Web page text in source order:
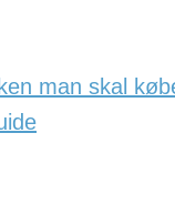
man skal